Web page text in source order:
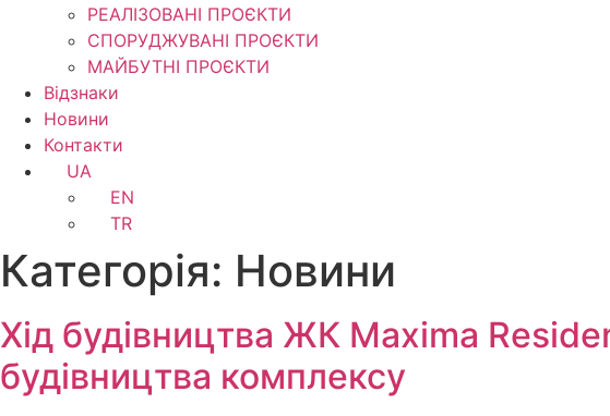
РЕАЛІЗОВАНІ ПРОЄКТИ
СПОРУДЖУВАНІ ПРОЄКТИ
МАЙБУТНІ ПРОЄКТИ
Відзнаки
Новини
Контакти
UA
EN
TR
Категорія: Новини
Хід будівництва ЖК Maxima
будівництва комплексу